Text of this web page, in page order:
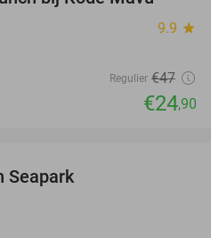
9.9 star
Regulier €47
€24,90
Seapark